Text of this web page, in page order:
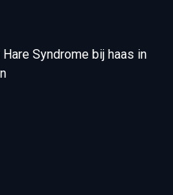
Hare Syndrome bij haas in